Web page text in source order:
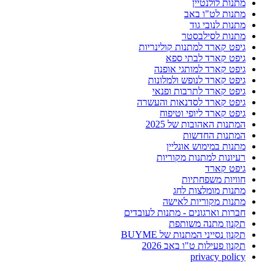
מתנות לולנטיין
מתנות לט"ו באב
מתנות לנובי גוד
מתנות לסילבסטר
גיפט קארד למתנות קולינריות
גיפט קארד לבתי ספא
גיפט קארד למותגי אופנה
גיפט קארד לנופש ולמלונות
גיפט קארד לתרבות ופנאי
גיפט קארד לסדנאות והעשרה
גיפט קארד ליופי וטיפוח
המתנות האהובות של 2025
המתנות החדשות
מתנות במימוש אונליין
רעיונות למתנות מקוריות
גיפט קארד
חוויות משפחתיות
מתנות מומלצות לחג
מתנות מקוריות לאישה
חברות וארגונים - מתנות לעובדים
תקנון מתנה משותפת
תקנון נסייני המתנות של BUYME
תקנון פעילות ט"ו באב 2026
privacy policy